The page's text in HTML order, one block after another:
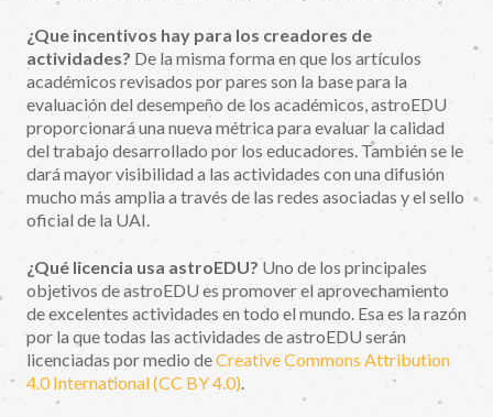
¿Que incentivos hay para los creadores de
actividades? De la misma forma en que los artículos
académicos revisados por pares son la base para la
evaluación del desempeño de los académicos, astroEDU
proporcionará una nueva métrica para evaluar la calidad
del trabajo desarrollado por los educadores. También se le
dará mayor visibilidad a las actividades con una difusión
mucho más amplia a través de las redes asociadas y el sello
oficial de la UAI.
¿Qué licencia usa astroEDU? Uno de los principales
objetivos de astroEDU es promover el aprovechamiento
de excelentes actividades en todo el mundo. Esa es la razón
por la que todas las actividades de astroEDU serán
licenciadas por medio deCreative Commons Attribution
4.0 International (CC BY 4.0)